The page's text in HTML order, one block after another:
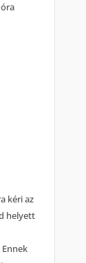
kéri az
helyett